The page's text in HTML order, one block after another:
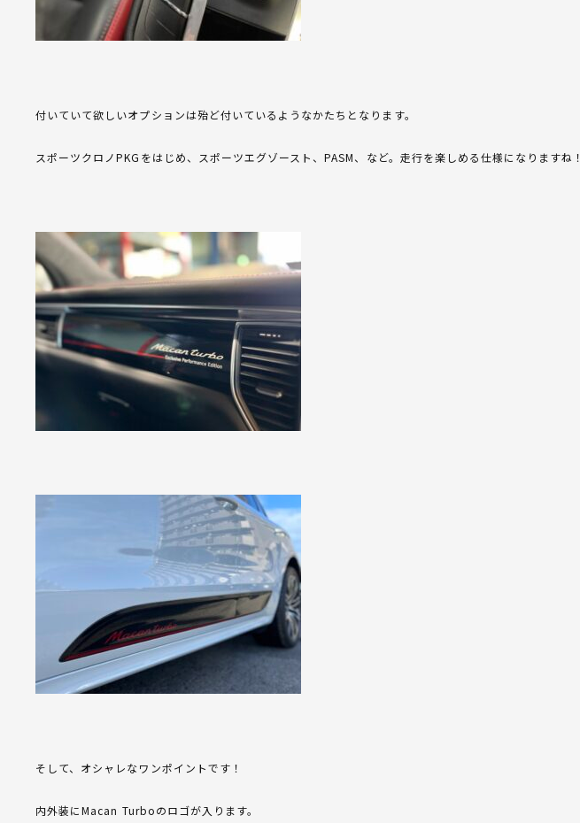
付いていて欲しいオプションは殆ど付いているようなかたちとなります。
スポーツクロノPKGをはじめ、スポーツエグゾースト、PASM、など。走行を楽しめる仕様になりますね！
そして、オシャレなワンポイントです！
内外装にMacan Turboのロゴが入ります。